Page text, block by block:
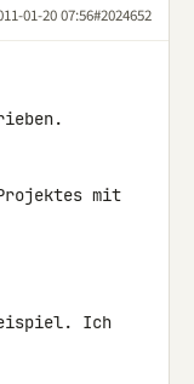
01-20 07:56#2024652
mit
Ich